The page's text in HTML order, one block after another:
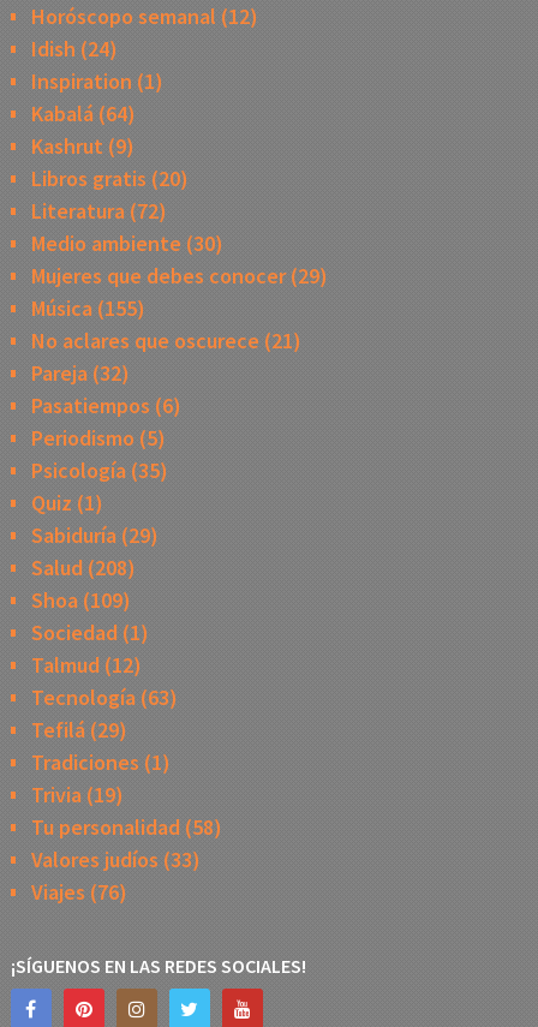
Horóscopo semanal (12)
Idish (24)
Inspiration (1)
Kabalá(64)
Kashrut (9)
Libros gratis (20)
Literatura(72)
Medio ambiente (30)
Mujeres que debes conocer(29)
Música(155)
No aclares que oscurece (21)
Pareja(32)
Pasatiempos (6)
Periodismo (5)
Psicología(35)
Quiz (1)
Sabiduría(29)
Salud (208)
Shoa(109)
Sociedad(1)
Talmud (12)
Tecnología(63)
Tefilá(29)
Tradiciones (1)
Trivia(19)
Tu personalidad(58)
Valores judíos (33)
Viajes (76)
¡SÍGUENOS EN LAS REDES SOCIALES!